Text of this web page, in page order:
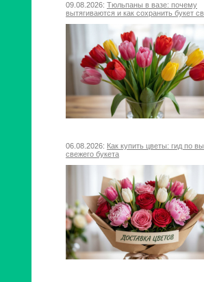
09.08.2026: Тюльпаны в вазе: почему
вытягиваются и как сохранить букет
06.08.2026: Как купить цветы: гид по
свежего букета